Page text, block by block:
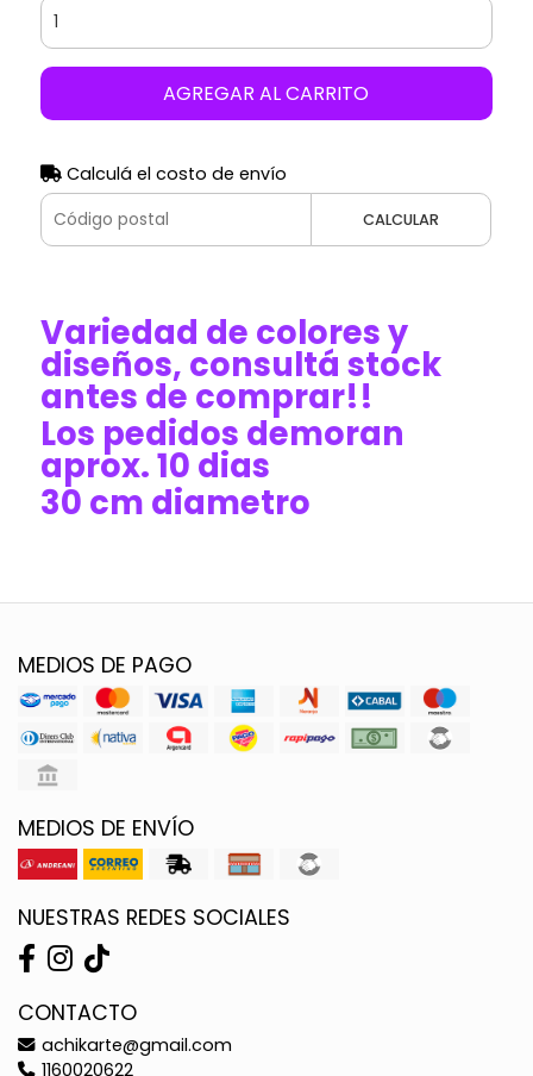
AGREGAR AL CARRITO
Calculá el costo de envío
CALCULAR
Variedad de colores y
diseños, consultá stock
antes de comprar!!
Los pedidos demoran
aprox. 10 dias
30 cm diametro
MEDIOS DE PAGO
MEDIOS DE ENVÍO
NUESTRAS REDES SOCIALES
CONTACTO
achikarte@gmail.com
1160020622